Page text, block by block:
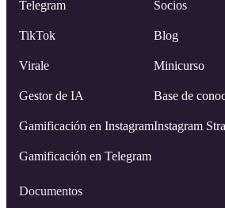
Telegram
TikTok
Virale
Gestor de IA
Gamificación en Instagram
Gamificación en Telegram
Socios
Blog
Minicurso
Base de
Instagram
Documentos